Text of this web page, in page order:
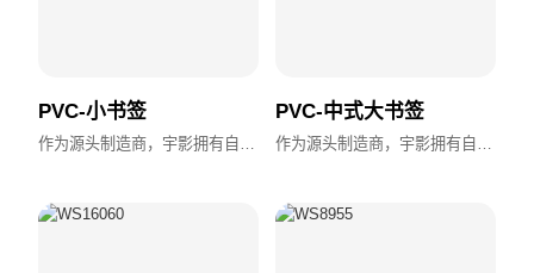
PVC-小书签
作为源头制造商，宇影拥有自主设计、模具加工与全流程生产能力，支持OEM/ODM，交付快速，品质稳定。
PVC-中式大书签
作为源头制造商，宇影拥有自主设计、模具加工与全流程生产能力，支持OEM/ODM，交付快速，品质稳定。